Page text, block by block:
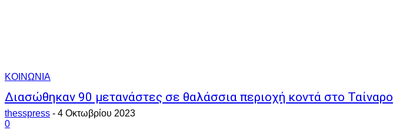
ΚΟΙΝΩΝΙΑ
Διασώθηκαν 90 μετανάστες σε θαλάσσια περιοχή κοντά στο Ταίναρο
thesspress - 4 Οκτωβρίου 2023
0